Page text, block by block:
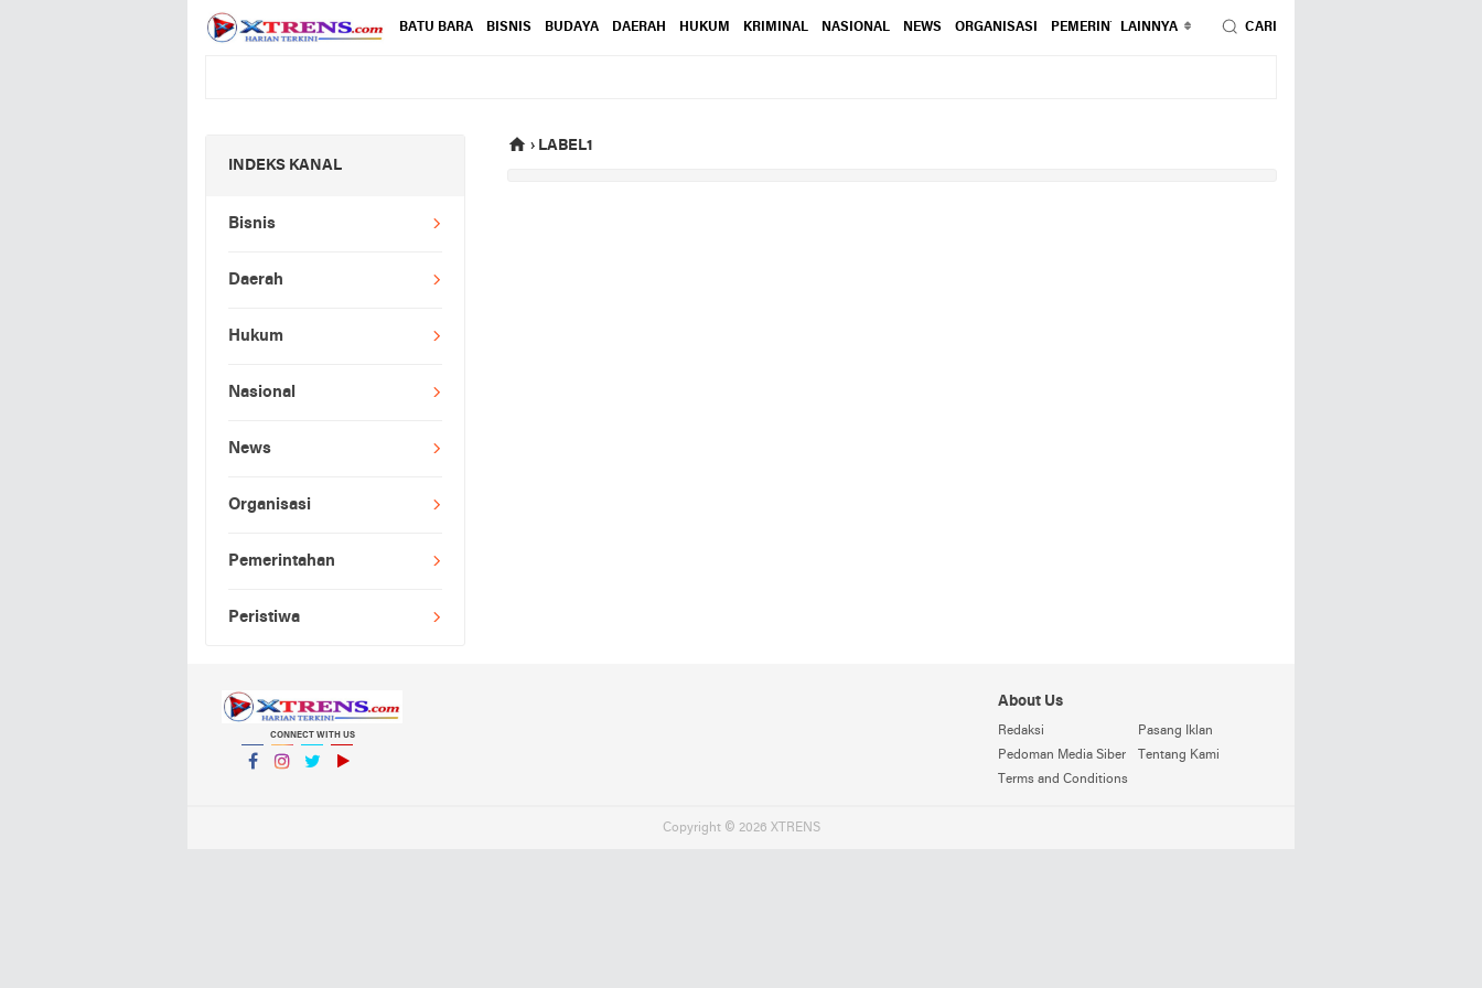
BATU BARA BISNIS BUDAYA DAERAH HUKUM KRIMINAL NASIONAL NEWS ORGANISASI PEMERINTAHAN PENDIDIKAN PERISTIWA
LAINNYA CARI
INDEKS KANAL
Bisnis
Daerah
Hukum
Nasional
News
Organisasi
Pemerintahan
Peristiwa
› LABEL1
CONNECT WITH US
About Us
Redaksi
Pasang Iklan
Pedoman Media Siber
Tentang Kami
Terms and Conditions
Copyright © 2026 XTRENS